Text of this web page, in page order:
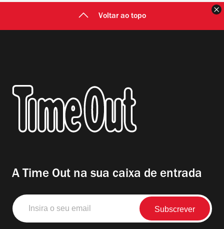
Voltar ao topo
A Time Out na sua caixa de entrada
Insira
o
seu